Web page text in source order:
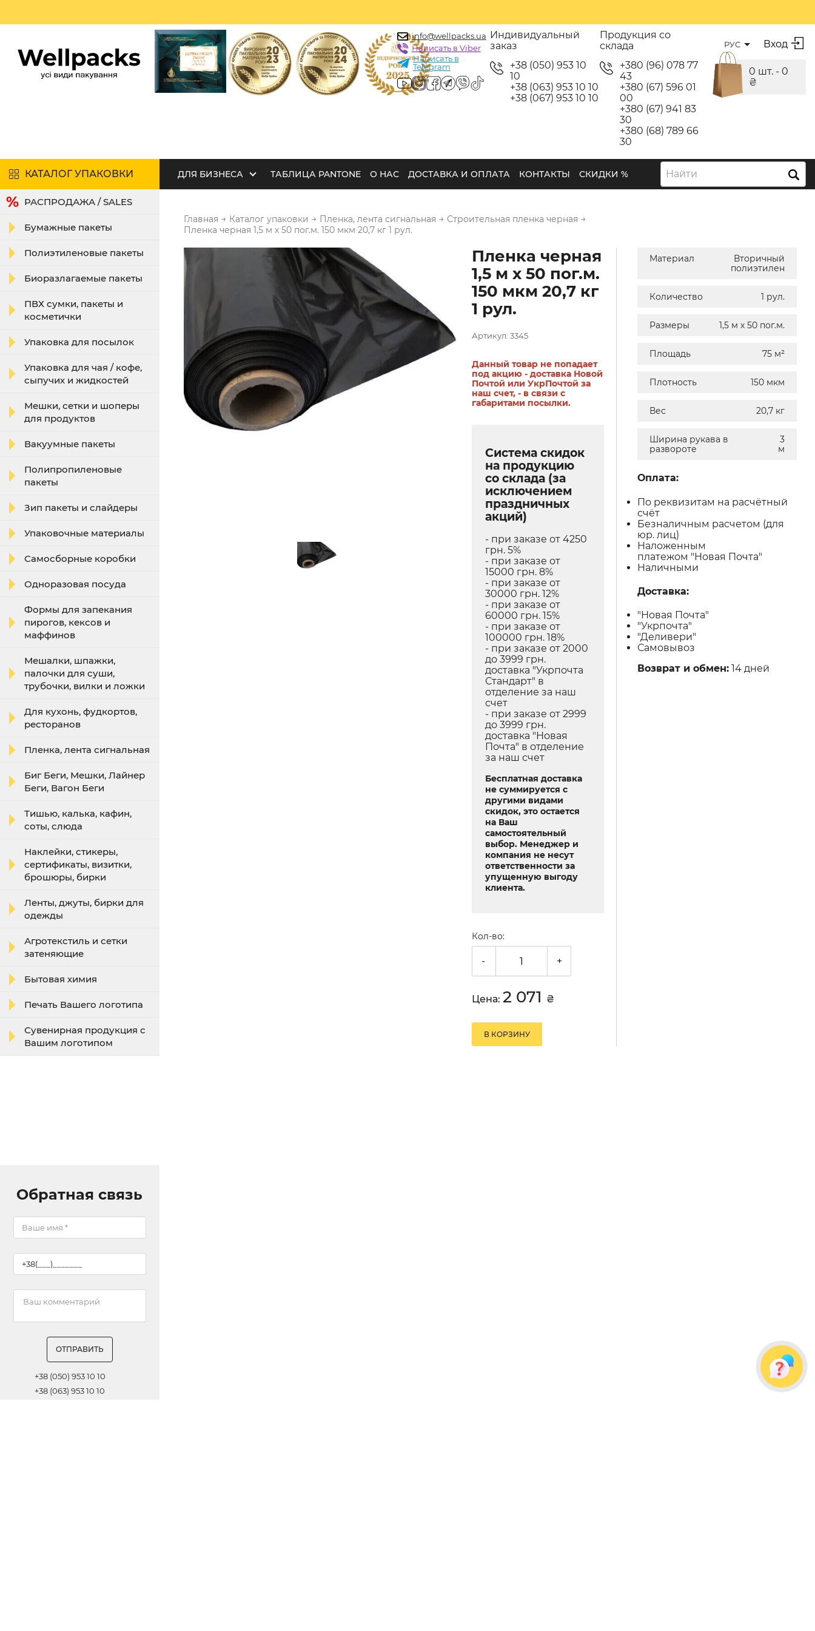
info@wellpacks.ua
Написать в Viber
Написать в
Telegram
Индивидуальный
заказ
+38 (050) 953 10
10
+38 (063) 953 10 10
+38 (067) 953 10 10
Продукция со
склада
+380 (96) 078 77
43
+380 (67) 596 01
00
+380 (67) 941 83
30
+380 (68) 789 66
30
РУС Вход
0 шт. - 0
₴
КАТАЛОГ УПАКОВКИ ДЛЯ БИЗНЕСА ТАБЛИЦА PANTONE О НАС ДОСТАВКА И ОПЛАТА КОНТАКТЫ СКИДКИ % Найти
РАСПРОДАЖА / SALES
Бумажные пакеты
Полиэтиленовые пакеты
Биоразлагаемые пакеты
ПВХ сумки, пакеты и
косметички
Упаковка для посылок
Упаковка для чая / кофе,
сыпучих и жидкостей
Мешки, сетки и шоперы
для продуктов
Вакуумные пакеты
Полипропиленовые
пакеты
Зип пакеты и слайдеры
Упаковочные материалы
Самосборные коробки
Одноразовая посуда
Формы для запекания
пирогов, кексов и
маффинов
Мешалки, шпажки,
палочки для суши,
трубочки, вилки и ложки
Для кухонь, фудкортов,
ресторанов
Пленка, лента сигнальная
Биг Беги, Мешки, Лайнер
Беги, Вагон Беги
Тишью, калька, кафин,
соты, слюда
Наклейки, стикеры,
сертификаты, визитки,
брошюры, бирки
Ленты, джуты, бирки для
одежды
Агротекстиль и сетки
затеняющие
Бытовая химия
Печать Вашего логотипа
Сувенирная продукция с
Вашим логотипом
Обратная связь
ОТПРАВИТЬ
+38 (050) 953 10 10
+38 (063) 953 10 10
Главная → Каталог упаковки → Пленка, лента сигнальная → Строительная пленка черная →
Пленка черная 1,5 м х 50 пог.м. 150 мкм 20,7 кг 1 рул.
Пленка черная
1,5 м х 50 пог.м.
150 мкм 20,7 кг
1 рул.
Артикул: 3345
Данный товар не попадает
под акцию - доставка Новой
Почтой или УкрПочтой за
наш счет, - в связи с
габаритами посылки.
Система скидок
на продукцию
со склада (за
исключением
праздничных
акций)
- при заказе от 4250
грн. 5%
- при заказе от
15000 грн. 8%
- при заказе от
30000 грн. 12%
- при заказе от
60000 грн. 15%
- при заказе от
100000 грн. 18%
- при заказе от 2000
до 3999 грн.
доставка "Укрпочта
Стандарт" в
отделение за наш
счет
- при заказе от 2999
до 3999 грн.
доставка "Новая
Почта" в отделение
за наш счет
Бесплатная доставка
не суммируется с
другими видами
скидок, это остается
на Ваш
самостоятельный
выбор. Менеджер и
компания не несут
ответственности за
упущенную выгоду
клиента.
Кол-во:
- +
Цена: 2 071 ₴
В КОРЗИНУ
Материал
Вторичный
полиэтилен
Количество 1 рул.
Размеры 1,5 м х 50 пог.м.
Площадь 75 м²
Плотность 150 мкм
Вес 20,7 кг
Ширина рукава в
развороте
3
м
Оплата:
По реквизитам на расчётный
счёт
Безналичным расчетом (для
юр. лиц)
Наложенным
платежом "Новая Почта"
Наличными
Доставка:
"Новая Почта"
"Укрпочта"
"Деливери"
Самовывоз
Возврат и обмен: 14 дней